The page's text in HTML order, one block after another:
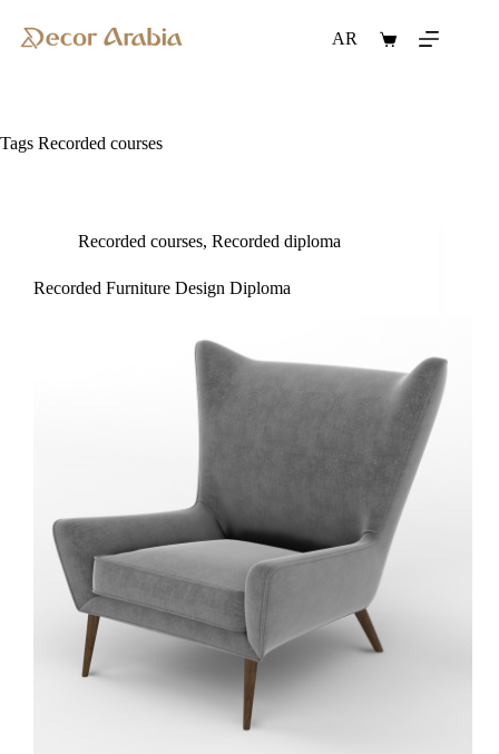
content
AR
Shopping
Tags Recorded courses
Recorded courses, Recorded diploma
Recorded Furniture Design Diploma